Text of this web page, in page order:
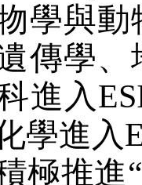
學與
傳學
進入
學進入
極推進